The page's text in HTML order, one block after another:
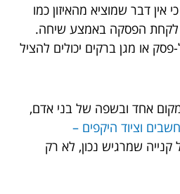
אין דבר שמוציא מהאיזון כמו
לקחת הפסקה באמצע שיחה.
או מגן ברקים יכולים להציל
אחד ובשפה של בני אדם,
וציוד היקפים –
קנייה שמרגיש נכון, לא רק